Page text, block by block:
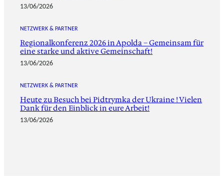
13/06/2026
NETZWERK & PARTNER
Regionalkonferenz 2026 in Apolda – Gemeinsam für
eine starke und aktive Gemeinschaft!
13/06/2026
NETZWERK & PARTNER
Heute zu Besuch bei Pidtrymka der Ukraine ! Vielen
Dank für den Einblick in eure Arbeit!
13/06/2026